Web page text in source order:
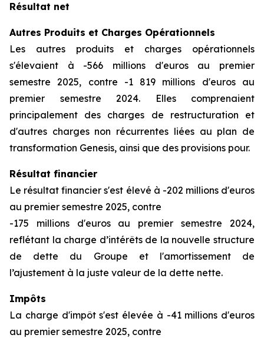
Résultat net
Autres Produits et Charges Opérationnels
Les autres produits et charges opérationnels
s'élevaient à -566 millions d'euros au premier
semestre 2025, contre -1 819 millions d'euros au
premier semestre 2024. Elles comprenaient
principalement des charges de restructuration et
d'autres charges non récurrentes liées au plan de
transformation Genesis, ainsi que des provisions pour.
Résultat financier
Le résultat financier s'est élevé à -202 millions d'euros
au premier semestre 2025, contre
-175 millions d'euros au premier semestre 2024,
reflétant la charge d’intérêts de la nouvelle structure
de dette du Groupe et l'amortissement de
l’ajustement à la juste valeur de la dette nette.
Impôts
La charge d'impôt s'est élevée à -41 millions d'euros
au premier semestre 2025, contre